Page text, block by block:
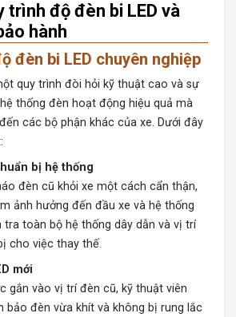
trình độ đèn bi LED và
hành
đèn bi LED chuyên nghiệp
quy trình đòi hỏi kỹ thuật cao và sự
thống đèn hoạt động hiệu quả mà
các bộ phận khác của xe. Dưới đây
bị hệ thống
đèn cũ khỏi xe một cách cẩn thận,
ảnh hưởng đến đầu xe và hệ thống
tra toàn bộ hệ thống dây dẫn và vị trí
cho việc thay thế.
mới
gắn vào vị trí đèn cũ, kỹ thuật viên
bảo đèn vừa khít và không bị rung lắc